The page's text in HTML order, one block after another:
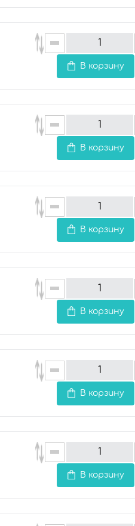
В корзину
В корзину
В корзину
В корзину
В корзину
В корзину